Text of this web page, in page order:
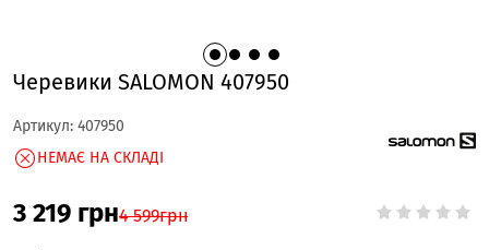
Черевики SALOMON 407950
Артикул: 407950
НЕМАЄ НА СКЛАДІ
3 219 грн4 599грн